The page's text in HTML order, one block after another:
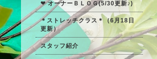
❤ オーナーＢＬＯＧ(5/30更新♪)
＊ストレッチクラス＊（6月18日
更新）
スタッフ紹介